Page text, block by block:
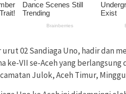
urut 02 Sandiaga Uno, hadir dan
ke-VII se-Aceh yang
Julok, Aceh Timur,